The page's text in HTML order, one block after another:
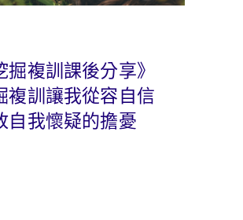
掘複訓課後分享》
複訓讓我從容自信
自我懷疑的擔憂